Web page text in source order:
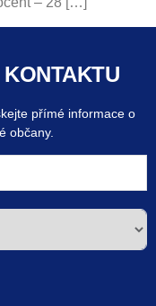
přímé informace o
občany.